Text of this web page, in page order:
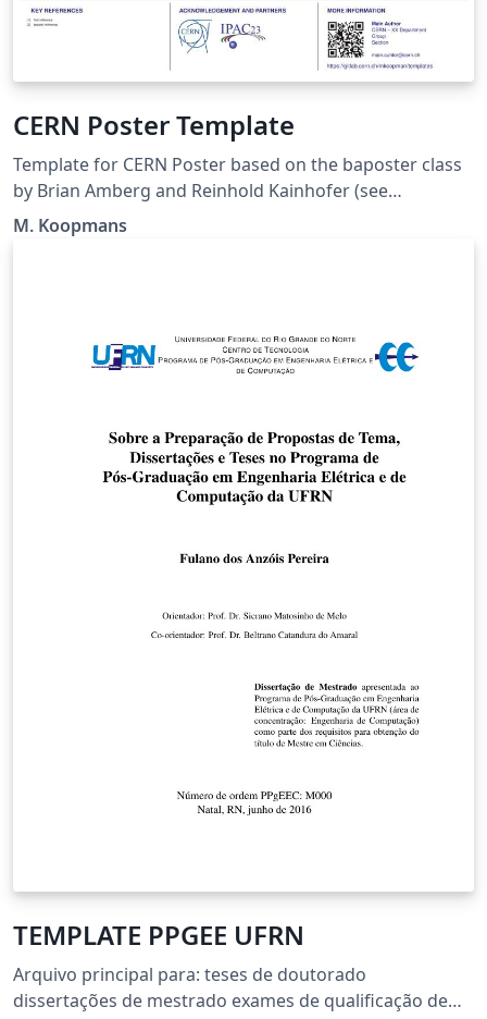
CERN Poster Template
Template for CERN Poster based on the baposter class
by Brian Amberg and Reinhold Kainhofer (see
https://github.com/anriseth/baposter)
M. Koopmans
TEMPLATE PPGEE UFRN
Arquivo principal para: teses de doutorado
dissertações de mestrado exames de qualificação de